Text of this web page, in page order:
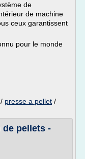
de
de machine
ceux garantissent
pour le monde
/ presse a pellet /
de pellets -